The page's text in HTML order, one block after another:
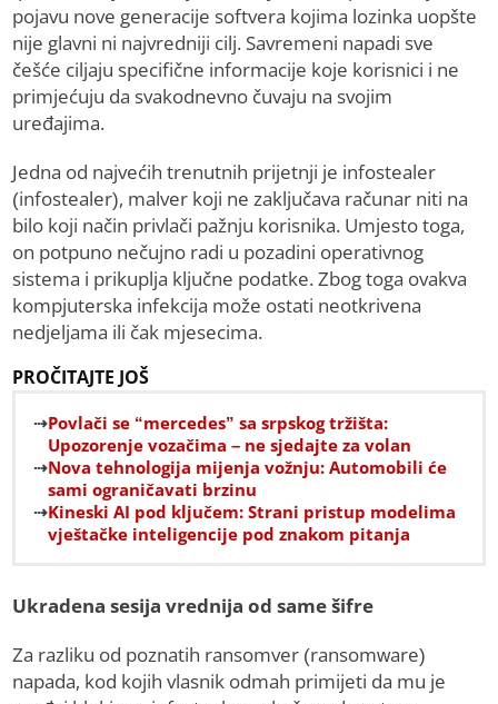
pojavu nove generacije softvera kojima lozinka uopšte
nije glavni ni najvredniji cilj. Savremeni napadi sve
češće ciljaju specifične informacije koje korisnici i ne
primjećuju da svakodnevno čuvaju na svojim
uređajima.
Jedna od najvećih trenutnih prijetnji je infostealer
(infostealer), malver koji ne zaključava računar niti na
bilo koji način privlači pažnju korisnika. Umjesto toga,
on potpuno nečujno radi u pozadini operativnog
sistema i prikuplja ključne podatke. Zbog toga ovakva
kompjuterska infekcija može ostati neotkrivena
nedjeljama ili čak mjesecima.
PROČITAJTE JOŠ
Povlači se “mercedes” sa srpskog tržišta:
Upozorenje vozačima – ne sjedajte za volan
Nova tehnologija mijenja vožnju: Automobili će
sami ograničavati brzinu
Kineski AI pod ključem: Strani pristup modelima
vještačke inteligencije pod znakom pitanja
Ukradena sesija vrednija od same šifre
Za razliku od poznatih ransomver (ransomware)
napada, kod kojih vlasnik odmah primijeti da mu je